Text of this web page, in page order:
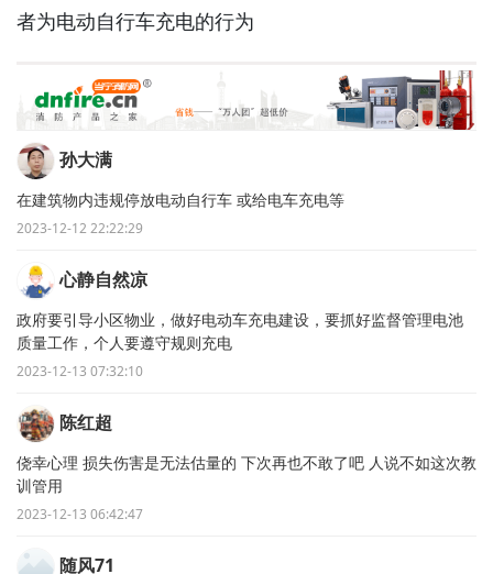
者为电动自行车充电的行为
孙大满
在建筑物内违规停放电动自行车 或给电车充电等
2023-12-12 22:22:29
心静自然凉
政府要引导小区物业，做好电动车充电建设，要抓好监督管理电池
质量工作，个人要遵守规则充电
2023-12-13 07:32:10
陈红超
侥幸心理 损失伤害是无法估量的 下次再也不敢了吧 人说不如这次教
训管用
2023-12-13 06:42:47
随风71